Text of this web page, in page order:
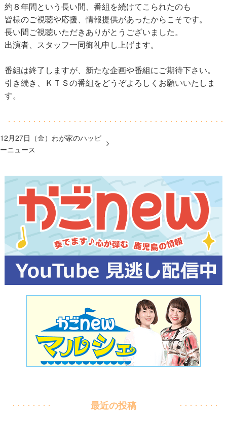
約８年間という長い間、番組を続けてこられたのも
皆様のご視聴や応援、情報提供があったからこそです。
長い間ご視聴いただきありがとうございました。
出演者、スタッフ一同御礼申し上げます。
番組は終了しますが、新たな企画や番組にご期待下さい。
引き続き、ＫＴＳの番組をどうぞよろしくお願いいたしま
す。
12月27日（金）わが家のハッピ
ーニュース
最近の投稿